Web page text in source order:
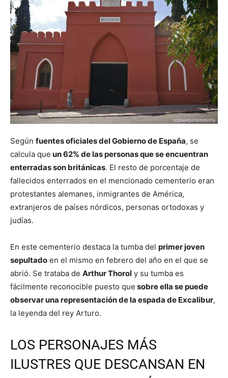
Según fuentes oficiales del Gobierno de España, se
calcula que un 62% de las personas que se encuentran
enterradas son británicas. El resto de porcentaje de
fallecidos enterrados en el mencionado cementerio eran
protestantes alemanes, inmigrantes de América,
extranjeros de países nórdicos, personas ortodoxas y
judías.
En este cementerio destaca la tumba del primer joven
sepultado en el mismo en febrero del año en el que se
abrió. Se trataba de Arthur Thorol y su tumba es
fácilmente reconocible puesto que sobre ella se puede
observar una representación de la espada de Excalibur,
la leyenda del rey Arturo.
LOS PERSONAJES MÁS
ILUSTRES QUE DESCANSAN EN